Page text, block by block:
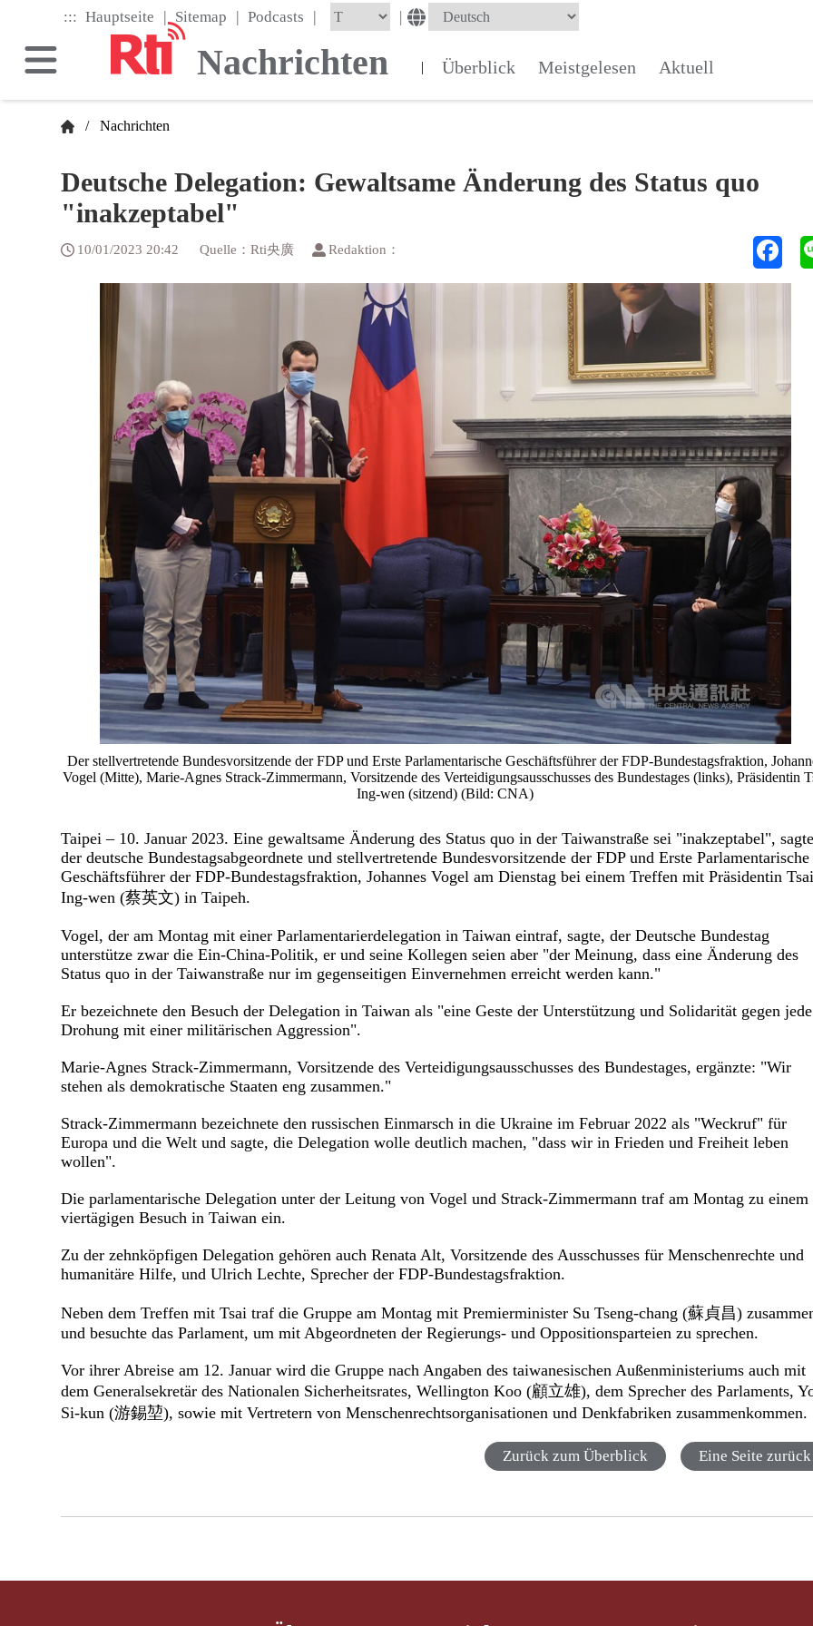
main
content
::: Hauptseite | Sitemap | Podcasts | |
Nachrichten | Überblick Meistgelesen Aktuell
/ Nachrichten
Deutsche Delegation: Gewaltsame Änderung des Status quo
"inakzeptabel"
10/01/2023 20:42 Quelle：Rti央廣 Redaktion：
Der stellvertretende Bundesvorsitzende der FDP und Erste Parlamentarische Geschäftsführer der FDP-Bundestagsfraktion,
Vogel (Mitte), Marie-Agnes Strack-Zimmermann, Vorsitzende des Verteidigungsausschusses des Bundestages (links), Präsidentin
Ing-wen (sitzend) (Bild: CNA)
Taipei – 10. Januar 2023. Eine gewaltsame Änderung des Status quo in der Taiwanstraße sei "inakzeptabel",
der deutsche Bundestagsabgeordnete und stellvertretende Bundesvorsitzende der FDP und Erste Parlamentarische
Geschäftsführer der FDP-Bundestagsfraktion, Johannes Vogel am Dienstag bei einem Treffen mit Präsidentin
Ing-wen (蔡英文) in Taipeh.
Vogel, der am Montag mit einer Parlamentarierdelegation in Taiwan eintraf, sagte, der Deutsche Bundestag
unterstütze zwar die Ein-China-Politik, er und seine Kollegen seien aber "der Meinung, dass eine Änderung des
Status quo in der Taiwanstraße nur im gegenseitigen Einvernehmen erreicht werden kann."
Er bezeichnete den Besuch der Delegation in Taiwan als "eine Geste der Unterstützung und Solidarität gegen jede
Drohung mit einer militärischen Aggression".
Marie-Agnes Strack-Zimmermann, Vorsitzende des Verteidigungsausschusses des Bundestages, ergänzte: "Wir
stehen als demokratische Staaten eng zusammen."
Strack-Zimmermann bezeichnete den russischen Einmarsch in die Ukraine im Februar 2022 als "Weckruf" für
Europa und die Welt und sagte, die Delegation wolle deutlich machen, "dass wir in Frieden und Freiheit leben
wollen".
Die parlamentarische Delegation unter der Leitung von Vogel und Strack-Zimmermann traf am Montag zu einem
viertägigen Besuch in Taiwan ein.
Zu der zehnköpfigen Delegation gehören auch Renata Alt, Vorsitzende des Ausschusses für Menschenrechte und
humanitäre Hilfe, und Ulrich Lechte, Sprecher der FDP-Bundestagsfraktion.
Neben dem Treffen mit Tsai traf die Gruppe am Montag mit Premierminister Su Tseng-chang (蘇貞昌)
und besuchte das Parlament, um mit Abgeordneten der Regierungs- und Oppositionsparteien zu sprechen.
Vor ihrer Abreise am 12. Januar wird die Gruppe nach Angaben des taiwanesischen Außenministeriums auch mit
dem Generalsekretär des Nationalen Sicherheitsrates, Wellington Koo (顧立雄), dem Sprecher des Parlaments,
Si-kun (游錫堃), sowie mit Vertretern von Menschenrechtsorganisationen und Denkfabriken zusammenkommen.
Zurück zum Überblick Eine Seite zurück